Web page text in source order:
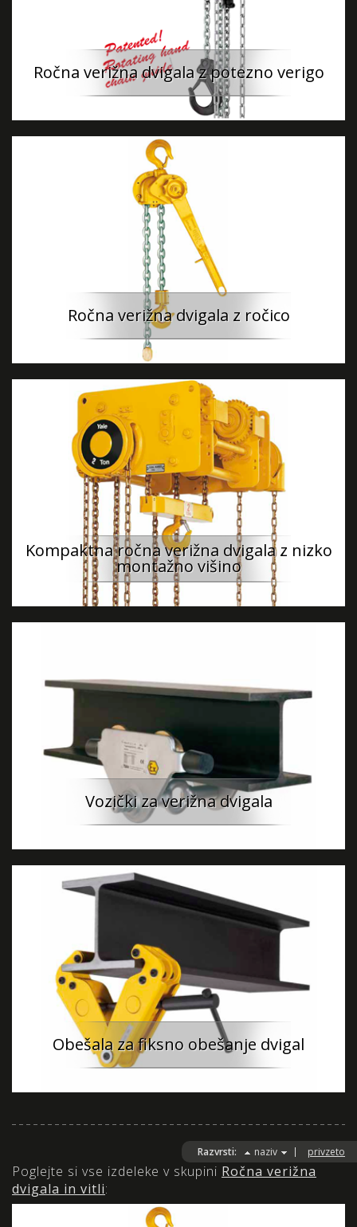
Ročna verižna dvigala z potezno verigo
Ročna verižna dvigala z ročico
Kompaktna ročna verižna dvigala z nizko
montažno višino
Vozički za verižna dvigala
Obešala za fiksno obešanje dvigal
privzeto
naziv
Razvrsti:
Poglejte si vse izdeleke v skupini Ročna verižna
dvigala in vitli: